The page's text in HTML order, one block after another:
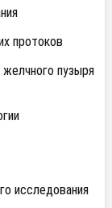
протоков
пузыря
исследования